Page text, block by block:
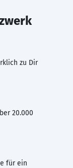
zu Dir
20.000
für ein